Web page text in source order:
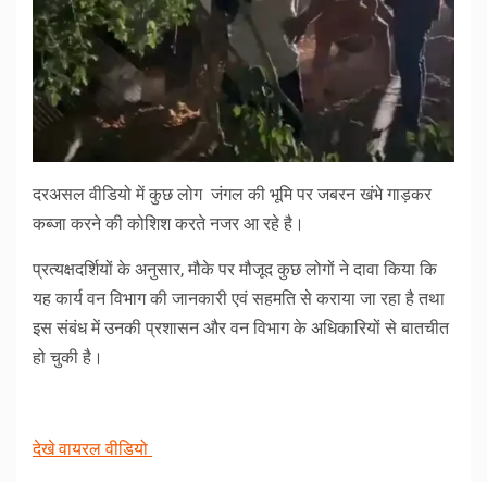
दरअसल वीडियो में कुछ लोग जंगल की भूमि पर जबरन खंभे गाड़कर
कब्जा करने की कोशिश करते नजर आ रहे है।
प्रत्यक्षदर्शियों के अनुसार, मौके पर मौजूद कुछ लोगों ने दावा किया कि
यह कार्य वन विभाग की जानकारी एवं सहमति से कराया जा रहा है तथा
इस संबंध में उनकी प्रशासन और वन विभाग के अधिकारियों से बातचीत
हो चुकी है।
देखे वायरल वीडियो